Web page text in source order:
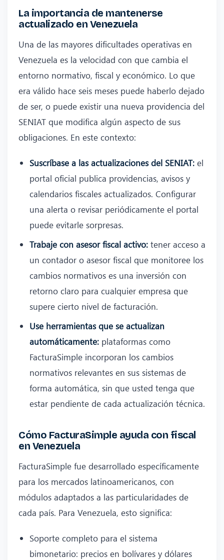
La importancia de mantenerse
actualizado en Venezuela
Una de las mayores dificultades operativas en
Venezuela es la velocidad con que cambia el
entorno normativo, fiscal y económico. Lo que
era válido hace seis meses puede haberlo dejado
de ser, o puede existir una nueva providencia del
SENIAT que modifica algún aspecto de sus
obligaciones. En este contexto:
Suscríbase a las actualizaciones del SENIAT: el
portal oficial publica providencias, avisos y
calendarios fiscales actualizados. Configurar
una alerta o revisar periódicamente el portal
puede evitarle sorpresas.
Trabaje con asesor fiscal activo: tener acceso a
un contador o asesor fiscal que monitoree los
cambios normativos es una inversión con
retorno claro para cualquier empresa que
supere cierto nivel de facturación.
Use herramientas que se actualizan
automáticamente: plataformas como
FacturaSimple incorporan los cambios
normativos relevantes en sus sistemas de
forma automática, sin que usted tenga que
estar pendiente de cada actualización técnica.
Cómo FacturaSimple ayuda con fiscal
en Venezuela
FacturaSimple fue desarrollado específicamente
para los mercados latinoamericanos, con
módulos adaptados a las particularidades de
cada país. Para Venezuela, esto significa:
Soporte completo para el sistema
bimonetario: precios en bolívares y dólares